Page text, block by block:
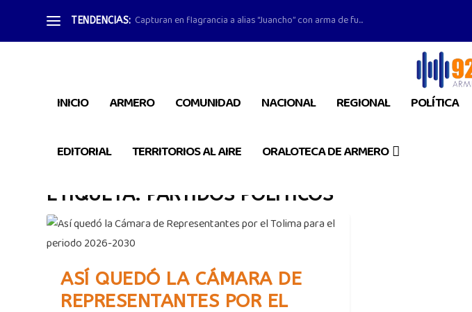
TENDENCIAS: Capturan en flagrancia a alias “Juancho” con arma de fu...
INICIO ARMERO COMUNIDAD NACIONAL REGIONAL POLÍTICA
EDITORIAL TERRITORIOS AL AIRE ORALOTECA DE ARMERO
ETIQUETA: PARTIDOS POLÍTICOS
ASÍ QUEDÓ LA CÁMARA DE
REPRESENTANTES POR EL